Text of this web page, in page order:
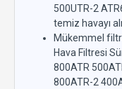
500UTR-2
temiz havayı
Mükemmel
Hava Filtresi
800ATR
800ATR-2